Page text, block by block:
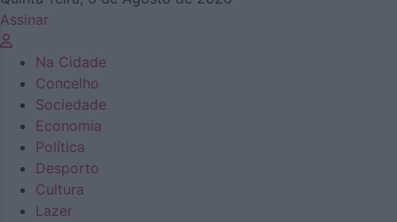
Assinar
Na Cidade
Concelho
Sociedade
Economia
Política
Desporto
Cultura
Lazer